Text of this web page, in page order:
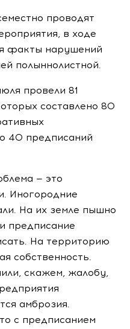
проводят
в ходе
факты нарушений
полыннолистной.
провели 81
составлено 80
40 предписаний
— это
Иногородние
На их земле пышно
предписание
На территорию
собственность.
скажем, жалобу,
амброзия.
с предписанием